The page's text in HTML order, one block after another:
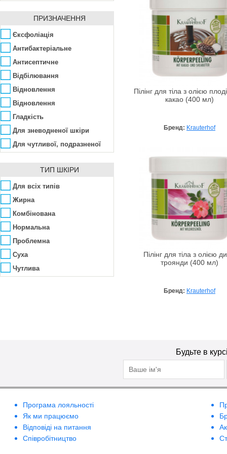
Krauterhof
Mades Cosmetics
Mj Care
Mon Platin DSM
Nannic
Naobay
Natinuel
Nectarome
Norel
Organique
Pelart Laboratory
Senshua
ПРИЗНАЧЕННЯ
Єксфоліація
Антибактеріальне
Антисептичне
Відбілювання
Відновлення
Відновлення
Гладкість
Для зневодненої шкіри
Для чутливої, подразненої
Зволоження
Ліфтинг, підтягування
шкіри
Омолодження
Освітлення
Очищення
Підвищення еластичності
Пом'якшення
ТИП ШКІРИ
Для всіх типів
Жирна
Комбінована
Нормальна
Проблемна
Суха
Чутлива
Пілінг для тіла з олією
какао (400 мл)
Бренд: Krauterhof
Пілінг для тіла з олією
троянди (400 мл)
Бренд: Krauterhof
Будьте в
Програма лояльності
Як ми працюємо
Відповіді на питання
Співробітництво